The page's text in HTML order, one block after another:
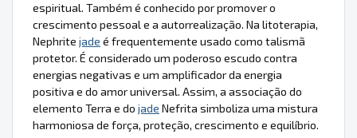
espiritual. Também é conhecido por promover o
crescimento pessoal e a autorrealização. Na litoterapia,
Nephrite jade é frequentemente usado como talismã
protetor. É considerado um poderoso escudo contra
energias negativas e um amplificador da energia
positiva e do amor universal. Assim, a associação do
elemento Terra e do jade Nefrita simboliza uma mistura
harmoniosa de força, proteção, crescimento e equilíbrio.